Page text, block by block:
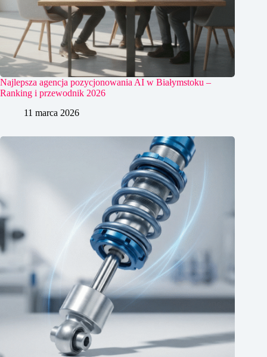
Najlepsza agencja pozycjonowania AI w Białymstoku –
Ranking i przewodnik 2026
11 marca 2026